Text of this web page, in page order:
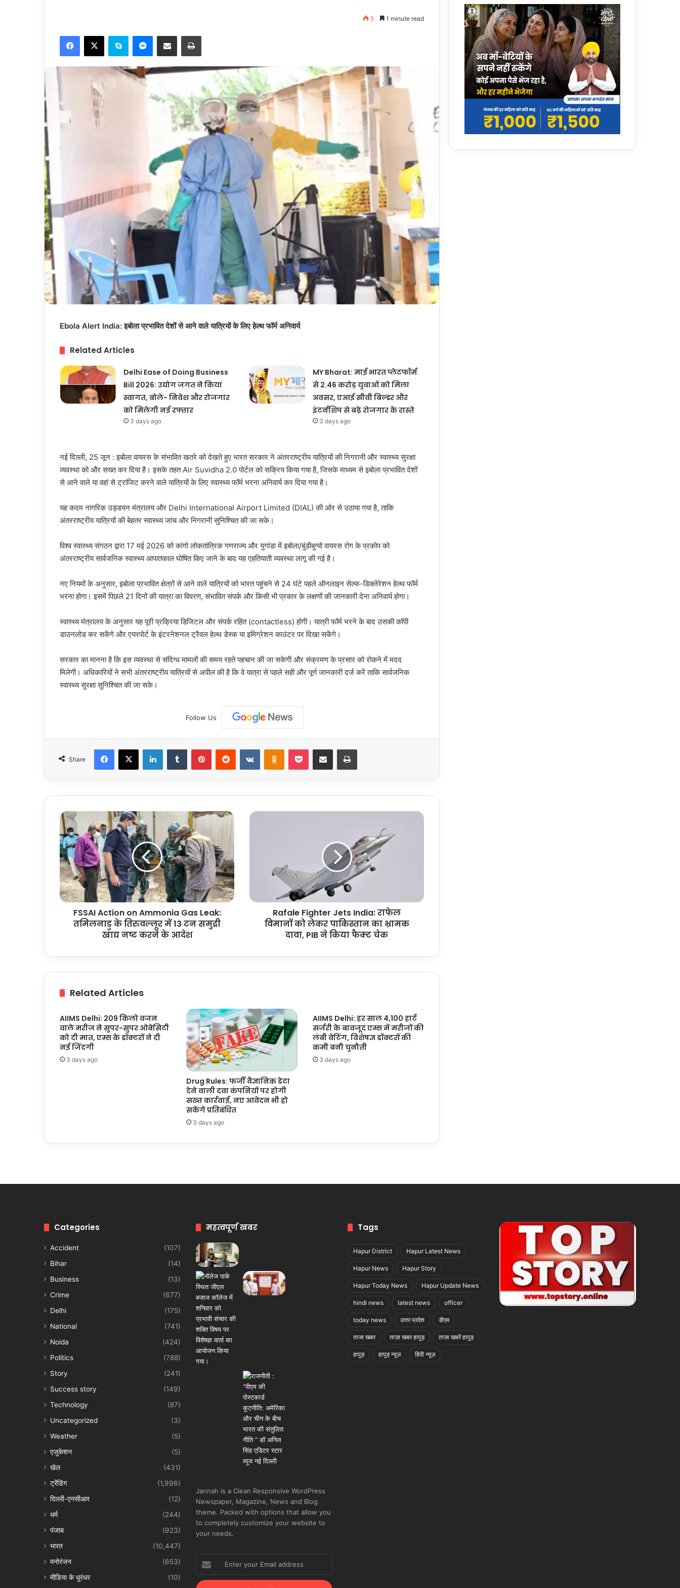
5 1 minute read
Facebook
X Skype Messenger
Share via Email Print
Ebola Alert India: इबोला प्रभावित देशों से आने वाले यात्रियों के लिए हेल्थ फॉर्म अनिवार्य
Related Articles
Delhi Ease of Doing Business
Bill 2026: उद्योग जगत ने किया
स्वागत, बोले- निवेश और रोजगार
को मिलेगी नई रफ्तार
3 days ago
MY Bharat: माई भारत प्लेटफॉर्म
से 2.46 करोड़ युवाओं को मिला
अवसर, एआई सीवी बिल्डर और
इंटर्नशिप से बढ़े रोजगार के रास्ते
3 days ago
नई दिल्ली, 25 जून : इबोला वायरस के संभावित खतरे को देखते हुए भारत सरकार ने अंतरराष्ट्रीय यात्रियों की निगरानी और स्वास्थ्य सुरक्षा
व्यवस्था को और सख्त कर दिया है। इसके तहत Air Suvidha 2.0 पोर्टल को सक्रिय किया गया है, जिसके माध्यम से इबोला प्रभावित देशों
से आने वाले या वहां से ट्रांजिट करने वाले यात्रियों के लिए स्वास्थ्य फॉर्म भरना अनिवार्य कर दिया गया है।
यह कदम नागरिक उड्डयन मंत्रालय और Delhi International Airport Limited (DIAL) की ओर से उठाया गया है, ताकि
अंतरराष्ट्रीय यात्रियों की बेहतर स्वास्थ्य जांच और निगरानी सुनिश्चित की जा सके।
विश्व स्वास्थ्य संगठन द्वारा 17 मई 2026 को कांगो लोकतांत्रिक गणराज्य और युगांडा में इबोला/बुंडीबुग्यो वायरस रोग के प्रकोप को
अंतरराष्ट्रीय सार्वजनिक स्वास्थ्य आपातकाल घोषित किए जाने के बाद यह एहतियाती व्यवस्था लागू की गई है।
नए नियमों के अनुसार, इबोला प्रभावित क्षेत्रों से आने वाले यात्रियों को भारत पहुंचने से 24 घंटे पहले ऑनलाइन सेल्फ-डिक्लेरेशन हेल्थ फॉर्म
भरना होगा। इसमें पिछले 21 दिनों की यात्रा का विवरण, संभावित संपर्क और किसी भी प्रकार के लक्षणों की जानकारी देना अनिवार्य होगा।
स्वास्थ्य मंत्रालय के अनुसार यह पूरी प्रक्रिया डिजिटल और संपर्क रहित (contactless) होगी। यात्री फॉर्म भरने के बाद उसकी कॉपी
डाउनलोड कर सकेंगे और एयरपोर्ट के इंटरनेशनल ट्रैवल हेल्थ डेस्क या इमिग्रेशन काउंटर पर दिखा सकेंगे।
सरकार का मानना है कि इस व्यवस्था से संदिग्ध मामलों की समय रहते पहचान की जा सकेगी और संक्रमण के प्रसार को रोकने में मदद
मिलेगी। अधिकारियों ने सभी अंतरराष्ट्रीय यात्रियों से अपील की है कि वे यात्रा से पहले सही और पूर्ण जानकारी दर्ज करें ताकि सार्वजनिक
स्वास्थ्य सुरक्षा सुनिश्चित की जा सके।
Follow Us
Share
Facebook
X LinkedInTumblr PinterestReddit VKontakteOdnoklassniki
Pocket Share via Email Print
FSSAI
Action
on
Ammonia
Gas
Leak:
तमिलनाडु
के
तिरुवल्लूर
आदेश
FSSAI Action on Ammonia Gas Leak:
तमिलनाडु के तिरुवल्लूर में 13 टन समुद्री
खाद्य नष्ट करने के आदेश
Rafale
पाकिस्तान
भ्रामक
Rafale Fighter Jets India: राफेल
विमानों को लेकर पाकिस्तान का भ्रामक
दावा, PIB ने किया फैक्ट चेक
Related Articles
AIIMS Delhi: 209 किलो वजन
वाले मरीज ने सुपर-सुपर ओबेसिटी
को दी मात, एम्स के डॉक्टरों ने दी
नई जिंदगी
3 days ago
Drug Rules: फर्जी वैज्ञानिक डेटा
देने वाली दवा कंपनियों पर होगी
सख्त कार्रवाई, नए आवेदन भी हो
सकेंगे प्रतिबंधित
3 days ago
AIIMS Delhi: हर साल 4,100 हार्ट
सर्जरी के बावजूद एम्स में मरीजों की
लंबी वेटिंग, विशेषज्ञ डॉक्टरों की
कमी बनी चुनौती
3 days ago
Categories
Accident
(107)
Bihar
(14)
Business
(13)
Crime
(677)
Delhi
(175)
National
(741)
Noida
(424)
Politics
(788)
Story
(241)
Success story
(149)
Technology
(87)
Uncategorized
(3)
Weather
(5)
एजुकेशन
(5)
खेल
(431)
ट्रेंडिंग
(1,996)
दिल्ली-एनसीआर
(12)
धर्म
(244)
पंजाब
(923)
भारत
(10,447)
मनोरंजन
(653)
मीडिया के धुरंधर
(10)
महत्वपूर्ण खबर
Jannah is a Clean Responsive WordPress
Newspaper, Magazine, News and Blog
theme. Packed with options that allow you
to completely customize your website to
your needs.
your
Email
Tags
Hapur District Hapur Latest News
Hapur News Hapur Story
Hapur Today News Hapur Update News
hindi news latest news officer
today news उत्तर प्रदेश डीएम
ताजा खबर ताज़ा खबर हापुड़ ताज़ा खबरें हापुड़
हापुड़ हापुड़ न्यूज़ हिंदी न्यूज़